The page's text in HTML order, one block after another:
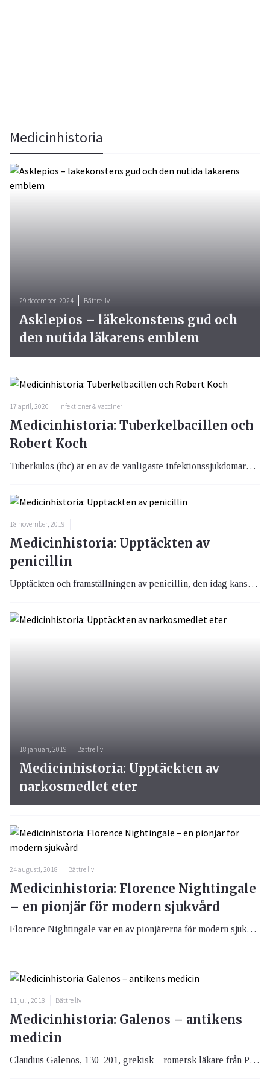
Medicinhistoria
17 april, 2020 Infektioner & Vacciner
Medicinhistoria: Tuberkelbacillen och
Robert Koch
Tuberkulos (tbc) är en av de vanligaste infektionssjukdomarna i världen trots att sjukdomen numera går både att förebygga och att behandla och bota. Den är känd från historiens gryning och har förorsakat hundratals miljoner människors död, bara under 2017 dog 1.6 miljoner människor i tbc.
18 november, 2019
Medicinhistoria: Upptäckten av
penicillin
Upptäckten och framställningen av penicillin, den idag kanske mest kända typen av antibiotika, är en av 1900-talets största medicinska framsteg och 1999 utsåg tidskriften Time Alexander Fleming till en av 1900-talets mest inflytelserika personer.
29 december, 2024 Bättre liv
Asklepios – läkekonstens gud och
den nutida läkarens emblem
18 januari, 2019 Bättre liv
Medicinhistoria: Upptäckten av
narkosmedlet eter
24 augusti, 2018 Bättre liv
Medicinhistoria: Florence Nightingale
– en pionjär för modern sjukvård
Florence Nightingale var en av pionjärerna för modern sjukvård. Hon ville reformera den brittiska sjukvården och utmanade gränserna för vad en kvinna fick göra.
11 juli, 2018 Bättre liv
Medicinhistoria: Galenos – antikens
medicin
Claudius Galenos, 130–201, grekisk – romersk läkare från Pergamon, men sedermera verksam i Rom. Förutom sitt liv som läkare ordnade och sammanställde han antikens medicinska vetande och gav själv ut cirka 500 böcker.